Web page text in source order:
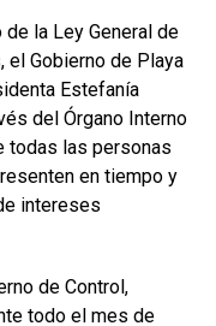
de la Ley General de
Gobierno de Playa
Estefanía
del Órgano Interno
todas las personas
en tiempo y
intereses
de Control,
todo el mes de